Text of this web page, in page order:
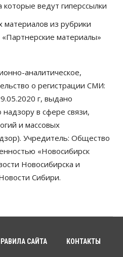
Новосибирской области
тротуары:
работы на
погоде в Новосибирске
ведут гиперссылки
материалов из рубрики
материалы»
аналитическое,
о регистрации СМИ:
г, выдано
в сфере связи,
и массовых
Учредитель: Общество
«Новосибирск
Новосибирска и
Сибири.
САЙТА КОНТАКТЫ